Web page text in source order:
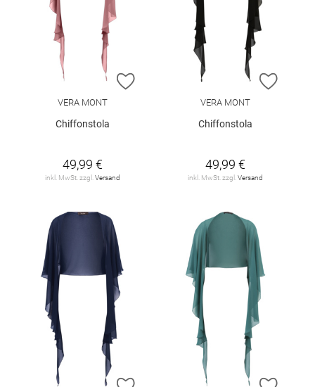
ZUR WUNSCHLISTE HINZUFÜGEN
VERA MONT
Chiffonstola
49,99 €
inkl. MwSt. zzgl. Versand
ZUR
VERA MONT
Chiffonstola
49,99 €
inkl. MwSt. zzgl. Versand
ZUR WUNSCHLISTE HINZUFÜGEN
ZUR